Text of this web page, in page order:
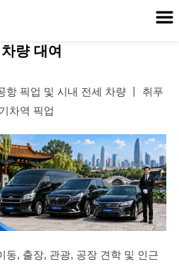
량 대여
항 픽업 및 시내 전세 차량 丨 취푸
차역 픽업
동, 출장, 관광, 공장 견학 및 인근